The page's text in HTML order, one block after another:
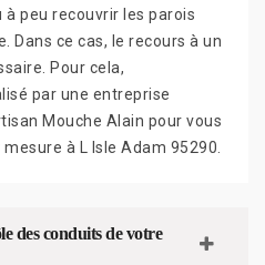
peu recouvrir les parois
Dans ce cas, le recours à un
Pour cela,
par une entreprise
Mouche Alain pour vous
à L Isle Adam 95290.
des conduits de votre